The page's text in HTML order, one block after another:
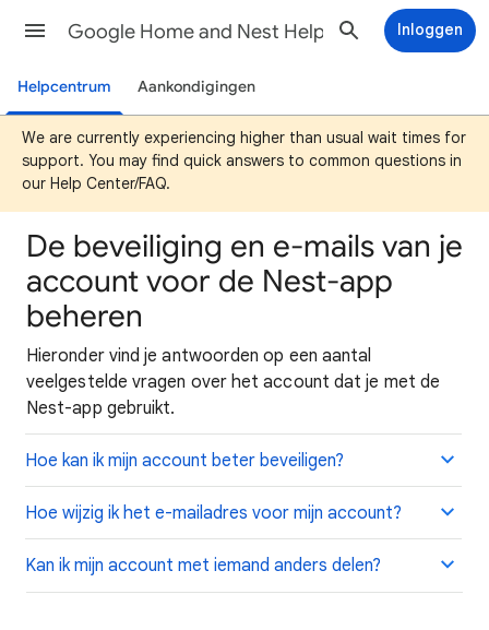
Google Home and Nest Help Inloggen
Helpcentrum Aankondigingen
We are currently experiencing higher than usual wait times for
support. You may find quick answers to common questions in
our Help Center/FAQ.
De beveiliging en e-mails van je
account voor de Nest-app
beheren
Hieronder vind je antwoorden op een aantal
veelgestelde vragen over het account dat je met de
Nest-app gebruikt.
Hoe kan ik mijn account beter beveiligen?
Hoe wijzig ik het e-mailadres voor mijn account?
Kan ik mijn account met iemand anders delen?